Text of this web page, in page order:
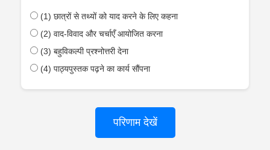
(1) छात्रों से तथ्यों को याद करने के लिए कहना
(2) वाद-विवाद और चर्चाएँ आयोजित करना
(3) बहुविकल्पी प्रश्नोत्तरी देना
(4) पाठ्यपुस्तक पढ़ने का कार्य सौंपना
परिणाम देखें